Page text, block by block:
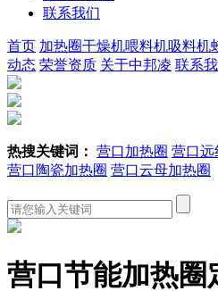
联系我们
首页 加热圈干燥机喂料机吸料机
动态 荣誉资质 关于中邦凌 联系
热搜关键词： 营口加热圈 营口远
营口陶瓷加热圈 营口云母加热圈
营口节能加热圈